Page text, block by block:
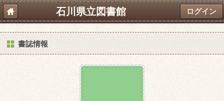
石川県立図書館 ログイン
書誌情報